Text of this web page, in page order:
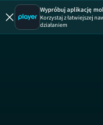
Wypróbuj aplikację
Korzystaj z łatwiejszej
działaniem